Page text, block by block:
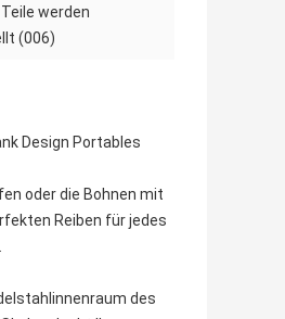
werden
(006)
Design Portables
oder die Bohnen mit
Reiben für jedes
des